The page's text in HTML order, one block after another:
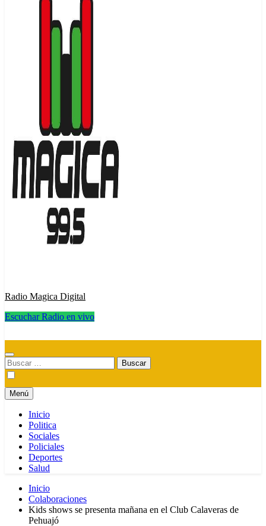
Radio Magica Digital
Escuchar Radio en vivo
Buscar:
Menú
Inicio
Politica
Sociales
Policiales
Deportes
Salud
Inicio
Colaboraciones
Kids shows se presenta mañana en el Club Calaveras de
Pehuajó